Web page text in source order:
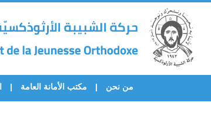
من نحن مكتب الأمانة العامة